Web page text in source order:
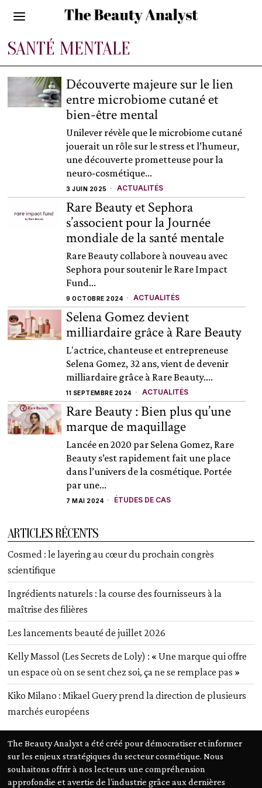
SANTÉ MENTALE
Découverte majeure sur le lien
entre microbiome cutané et
bien-être mental
Unilever révèle que le microbiome cutané
jouerait un rôle sur le stress et l’humeur,
une découverte prometteuse pour la
neuro-cosmétique...
3 JUIN 2025 ACTUALITÉS
Rare Beauty et Sephora
s’associent pour la Journée
mondiale de la santé mentale
Rare Beauty collabore à nouveau avec
Sephora pour soutenir le Rare Impact
Fund...
9 OCTOBRE 2024 ACTUALITÉS
Selena Gomez devient
milliardaire grâce à Rare Beauty
L'actrice, chanteuse et entrepreneuse
Selena Gomez, 32 ans, vient de devenir
milliardaire grâce à Rare Beauty....
11 SEPTEMBRE 2024 ACTUALITÉS
Rare Beauty : Bien plus qu’une
marque de maquillage
Lancée en 2020 par Selena Gomez, Rare
Beauty s’est rapidement fait une place
dans l’univers de la cosmétique. Portée
par une...
7 MAI 2024 ÉTUDES DE CAS
ARTICLES RÉCENTS
Cosmed : le layering au cœur du prochain congrès
scientifique
Ingrédients naturels : la course des fournisseurs à la
maîtrise des filières
Les lancements beauté de juillet 2026
Kelly Massol (Les Secrets de Loly) : « Une marque qui offre
un espace où on se sent chez soi, ça ne se remplace pas »
Kiko Milano : Mikael Guery prend la direction de plusieurs
marchés européens
The Beauty Analyst a été créé pour démocratiser et informer
sur les enjeux stratégiques du secteur cosmétique. Nous
souhaitons offrir à nos lecteurs une compréhension
approfondie et avertie de l’industrie grâce aux dernières